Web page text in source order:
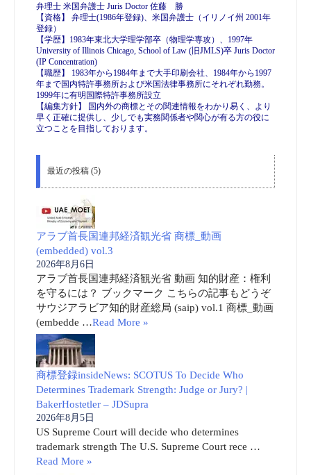
弁理士 米国弁護士 Juris Doctor 佐藤 勝
【資格】 弁理士(1986年登録)、米国弁護士（イリノイ州 2001年
登録）
【学歴】1983年東北大学理学部卒（物理学専攻）、1997年
University of Illinois Chicago, School of Law (旧JMLS)卒 Juris Doctor
(IP Concentration)
【職歴】 1983年から1984年まで大手印刷会社、1984年から1997
年まで国内特許事務所および米国法律事務所にそれぞれ勤務。
1999年に有明国際特許事務所設立
【編集方針】 国内外の商標とその関連情報をわかり易く、より
早く正確に提供し、少しでも実務関係者や関心が有る方の役に
立つことを目指しております。
最近の投稿 (5)
アラブ首長国連邦経済観光省 商標_動画
(embedded) vol.3
2026年8月6日
アラブ首長国連邦経済観光省 動画 知的財産：権利
を守るには？ ブックマーク こちらの記事もどうぞ
サウジアラビア知的財産総局 (saip) vol.1 商標_動画
(embedde …Read More »
商標登録insideNews: SCOTUS To Decide Who
Determines Trademark Strength: Judge or Jury? |
BakerHostetler – JDSupra
2026年8月5日
US Supreme Court will decide who determines
trademark strength The U.S. Supreme Court rece …
Read More »